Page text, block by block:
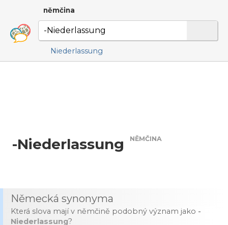
němčina
Niederlassung
-Niederlassung NĚMČINA
Německá synonyma
Která slova mají v němčině podobný význam jako -
Niederlassung?